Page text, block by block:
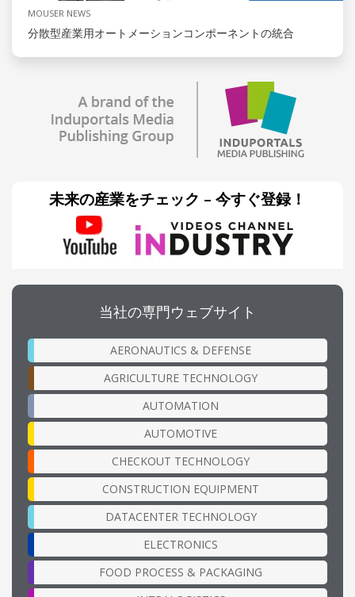
MOUSER NEWS
分散型産業用オートメーションコンポーネントの統合
未来の産業をチェック – 今すぐ登録！
当社の専門ウェブサイト
AERONAUTICS & DEFENSE
AGRICULTURE TECHNOLOGY
AUTOMATION
AUTOMOTIVE
CHECKOUT TECHNOLOGY
CONSTRUCTION EQUIPMENT
DATACENTER TECHNOLOGY
ELECTRONICS
FOOD PROCESS & PACKAGING